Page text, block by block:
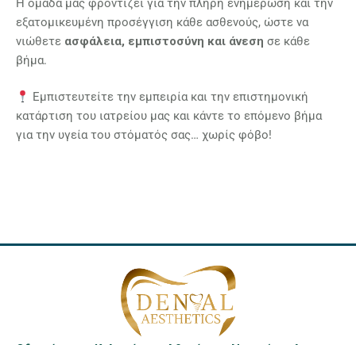
Η ομάδα μας φροντίζει για την πλήρη ενημέρωση και την
εξατομικευμένη προσέγγιση κάθε ασθενούς, ώστε να
νιώθετε ασφάλεια, εμπιστοσύνη και άνεση σε κάθε
βήμα.
Εμπιστευτείτε την εμπειρία και την επιστημονική
κατάρτιση του ιατρείου μας και κάντε το επόμενο βήμα
για την υγεία του στόματός σας… χωρίς φόβο!